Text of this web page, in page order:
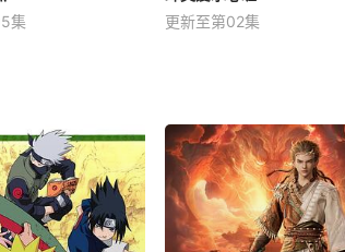
集
更新至第02集